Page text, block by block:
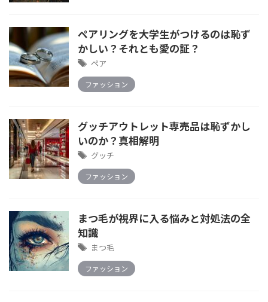
ペアリングを大学生がつけるのは恥ず
かしい？それとも愛の証？
ペア
ファッション
グッチアウトレット専売品は恥ずかし
いのか？真相解明
グッチ
ファッション
まつ毛が視界に入る悩みと対処法の全
知識
まつ毛
ファッション